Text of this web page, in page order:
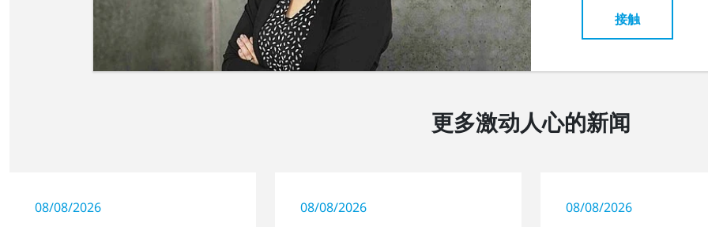
接触
更多激动人心的新闻
08/08/2026 08/08/2026 08/08/2026